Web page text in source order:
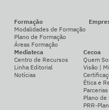
Formação
Modalidades de Formação
Plano de Formação
Áreas Formação
Mediateca
Centro de Recursos
Linha Editorial
Notícias
Cecoa
Quem
Visão |
Ética e
Plano de
PRR-